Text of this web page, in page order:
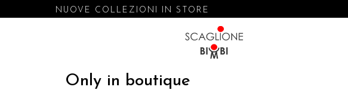
NUOVE COLLEZIONI IN STORE
Only in boutique